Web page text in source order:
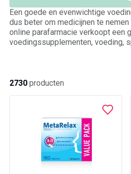
Een goede en evenwichtige
dus beter om medicijnen te
online parafarmacie verkoopt een
voedingssupplementen, voeding,
2730 producten